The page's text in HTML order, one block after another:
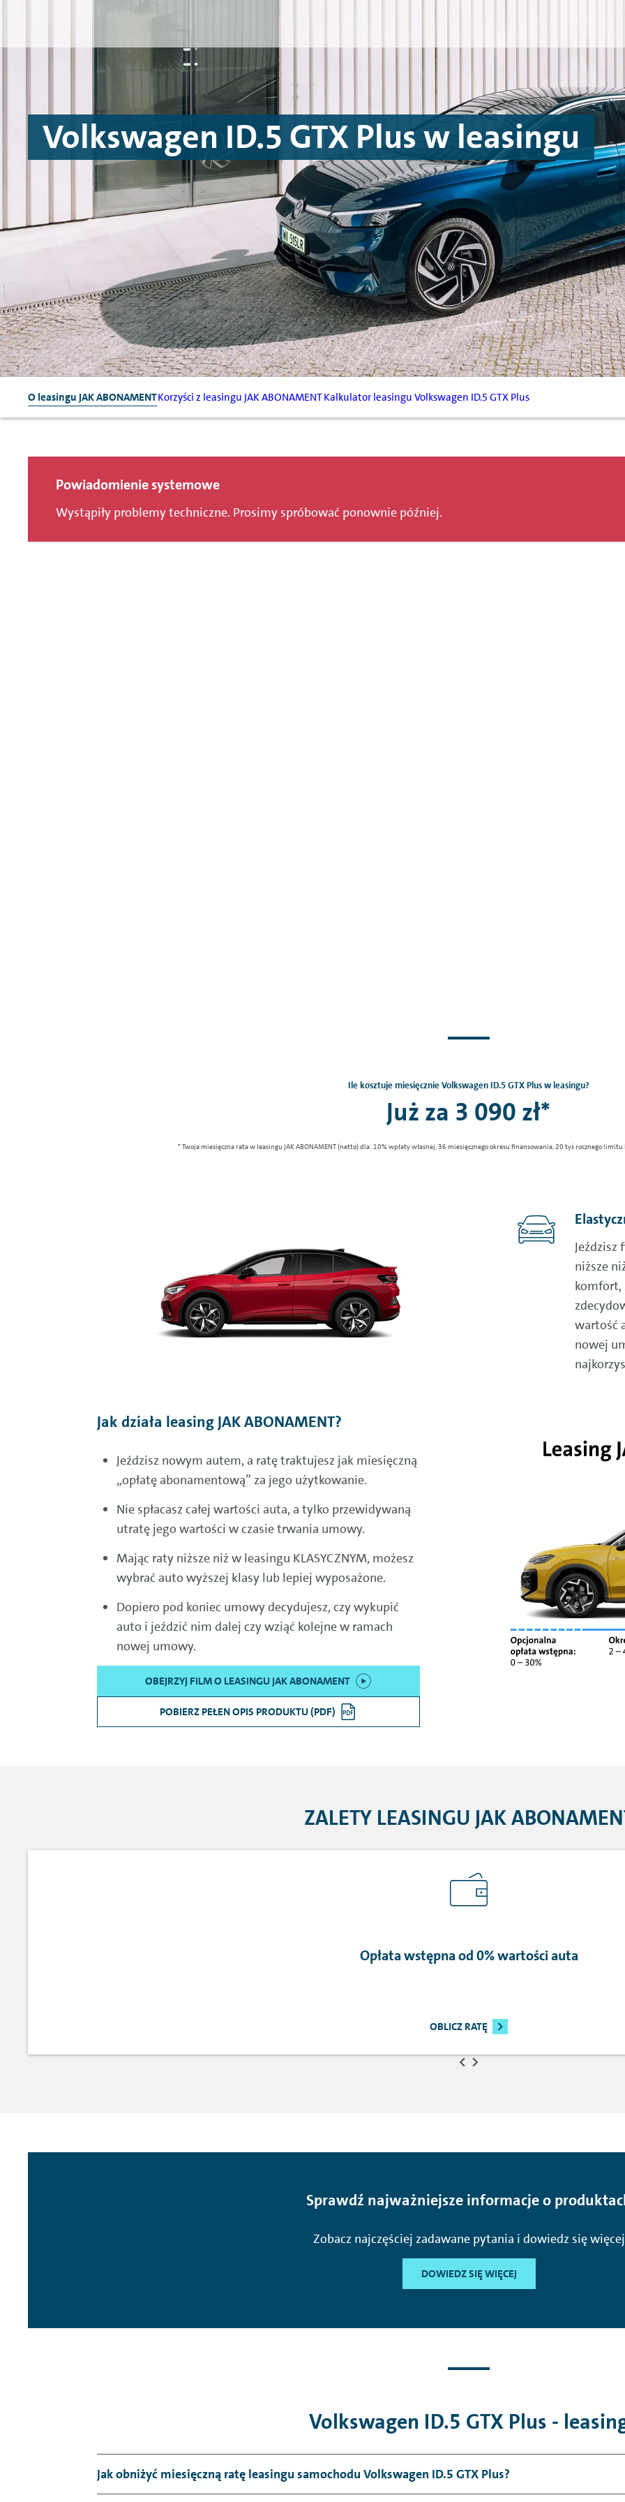
Volkswagen ID.5 GTX Plus w leasingu
O leasingu JAK ABONAMENTKorzyści z leasingu JAK ABONAMENTKalkulator leasingu Volkswagen ID.5 GTX Plus
Powiadomienie systemowe
Wystąpiły problemy techniczne. Prosimy spróbować ponownie później.
Ile kosztuje miesięcznie Volkswagen ID.5 GTX Plus w leasingu?
Już za 3 090 zł*
* Twoja miesięczna rata w leasingu JAK ABONAMENT (netto) dla: 10% wpłaty własnej, 36 miesięcznego okresu finansowania, 20 tyś rocznego
niższe
komfort,
wartość
nowej
Jak działa leasing JAK ABONAMENT?
Jeździsz nowym autem, a ratę traktujesz jak miesięczną
„opłatę abonamentową” za jego użytkowanie.
Nie spłacasz całej wartości auta, a tylko przewidywaną
utratę jego wartości w czasie trwania umowy.
Mając raty niższe niż w leasingu KLASYCZNYM, możesz
wybrać auto wyższej klasy lub lepiej wyposażone.
Dopiero pod koniec umowy decydujesz, czy wykupić
auto i jeździć nim dalej czy wziąć kolejne w ramach
nowej umowy.
OBEJRZYJ FILM O LEASINGU JAK ABONAMENT
POBIERZ PEŁEN OPIS PRODUKTU (PDF)
ZALETY LEASINGU JAK
Opłata wstępna od 0% wartości auta
OBLICZ RATĘ
Sprawdź najważniejsze informacje o
Zobacz najczęściej zadawane pytania i dowiedz się więcej
DOWIEDZ SIĘ WIĘCEJ
Volkswagen ID.5 GTX Plus -
Jak obniżyć miesięczną ratę leasingu samochodu Volkswagen ID.5 GTX Plus?